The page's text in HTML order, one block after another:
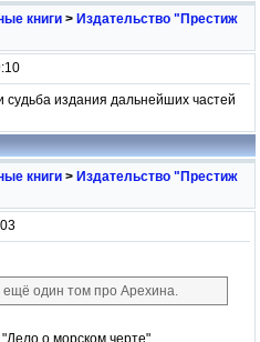
книги > Издательство "Престиж
издания дальнейших частей
книги > Издательство "Престиж
ещё один том про Арехина.
о морском черте".